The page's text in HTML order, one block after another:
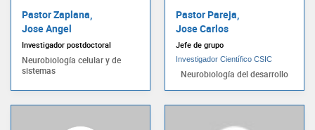
Pastor Zaplana,
Jose Angel
Investigador postdoctoral
Neurobiología celular y de
sistemas
Pastor Pareja,
Jose Carlos
Jefe de grupo
Investigador Científico CSIC
Neurobiología del desarrollo